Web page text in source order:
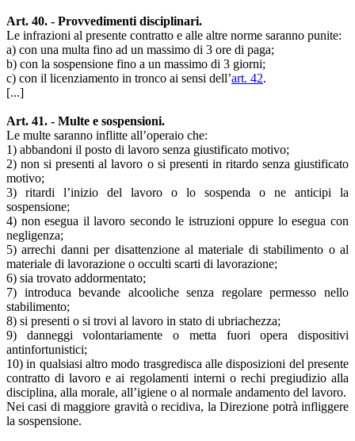
Art. 40. - Provvedimenti disciplinari.
Le infrazioni al presente contratto e alle altre norme saranno punite:
a) con una multa fino ad un massimo di 3 ore di paga;
b) con la sospensione fino a un massimo di 3 giorni;
c) con il licenziamento in tronco ai sensi dell’art. 42.
[...]
Art. 41. - Multe e sospensioni.
Le multe saranno inflitte all’operaio che:
1) abbandoni il posto di lavoro senza giustificato motivo;
2) non si presenti al lavoro o si presenti in ritardo senza giustificato
motivo;
3) ritardi l’inizio del lavoro o lo sospenda o ne anticipi la
sospensione;
4) non esegua il lavoro secondo le istruzioni oppure lo esegua con
negligenza;
5) arrechi danni per disattenzione al materiale di stabilimento o al
materiale di lavorazione o occulti scarti di lavorazione;
6) sia trovato addormentato;
7) introduca bevande alcooliche senza regolare permesso nello
stabilimento;
8) si presenti o si trovi al lavoro in stato di ubriachezza;
9) danneggi volontariamente o metta fuori opera dispositivi
antinfortunistici;
10) in qualsiasi altro modo trasgredisca alle disposizioni del presente
contratto di lavoro e ai regolamenti interni o rechi pregiudizio alla
disciplina, alla morale, all’igiene o al normale andamento del lavoro.
Nei casi di maggiore gravità o recidiva, la Direzione potrà infliggere
la sospensione.